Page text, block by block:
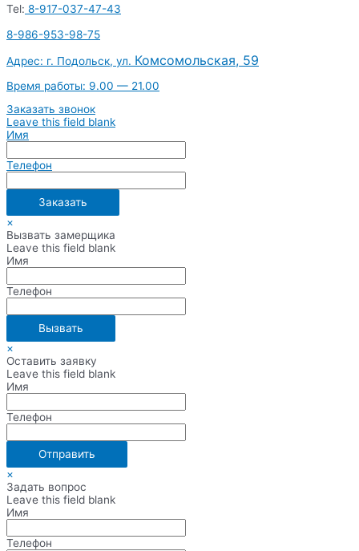
Tel: 8-917-037-47-43
8-986-953-98-75
Адрес: г. Подольск, ул. Комсомольская, 59
Время работы: 9.00 — 21.00
Заказать звонок
Leave this field blank
Имя
Телефон
×
Вызвать замерщика
Leave this field blank
Имя
Телефон
×
Оставить заявку
Leave this field blank
Имя
Телефон
×
Задать вопрос
Leave this field blank
Имя
Телефон